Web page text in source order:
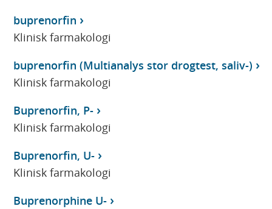
buprenorfin
Klinisk farmakologi
buprenorfin (Multianalys stor drogtest, saliv-)
Klinisk farmakologi
Buprenorfin, P-
Klinisk farmakologi
Buprenorfin, U-
Klinisk farmakologi
Buprenorphine U-